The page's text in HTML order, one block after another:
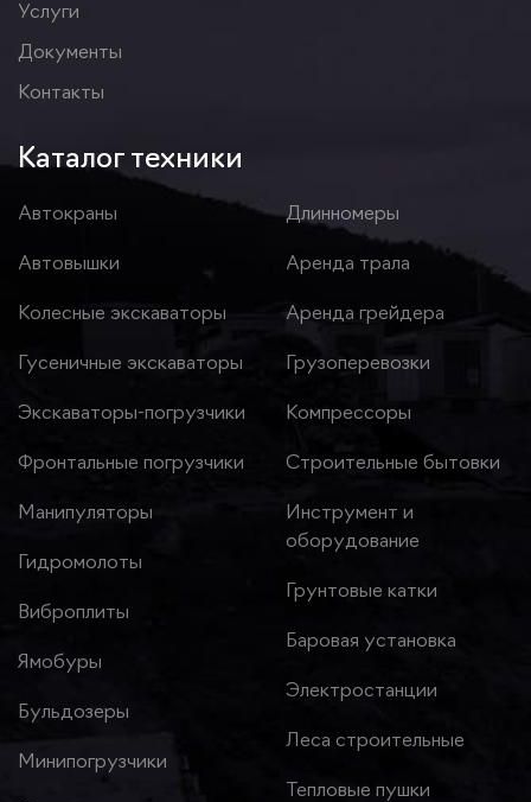
Услуги
Документы
Контакты
Каталог техники
Автокраны
Автовышки
Колесные экскаваторы
Гусеничные экскаваторы
Экскаваторы-погрузчики
Фронтальные погрузчики
Манипуляторы
Гидромолоты
Виброплиты
Ямобуры
Бульдозеры
Минипогрузчики
Длинномеры
Аренда трала
Аренда грейдера
Грузоперевозки
Компрессоры
Строительные бытовки
Инструмент и
оборудование
Грунтовые катки
Баровая установка
Электростанции
Леса строительные
Тепловые пушки